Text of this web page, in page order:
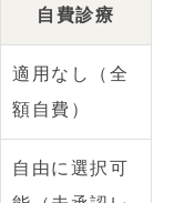
自費診療
適用なし（全
額自費）
自由に選択可